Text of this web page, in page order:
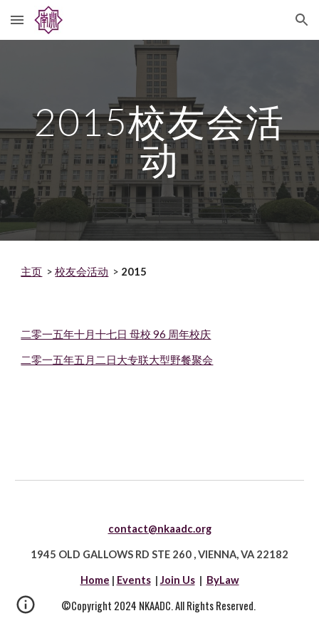
Skip to main content Skip to navigation
2015校友会活
动
主页 >校友会活动 > 2015
二零一五年十月十七日 母校 96 周年校庆
二零一五年五月二日大专联大型野餐聚会
contact@nkaadc.org
1945 OLD GALLOWS RD STE 260 ,VIENNA, VA 22182
Home | Events| Join Us | ByLaw
©Copyright 2024 NKAADC. All Rights Reserved.